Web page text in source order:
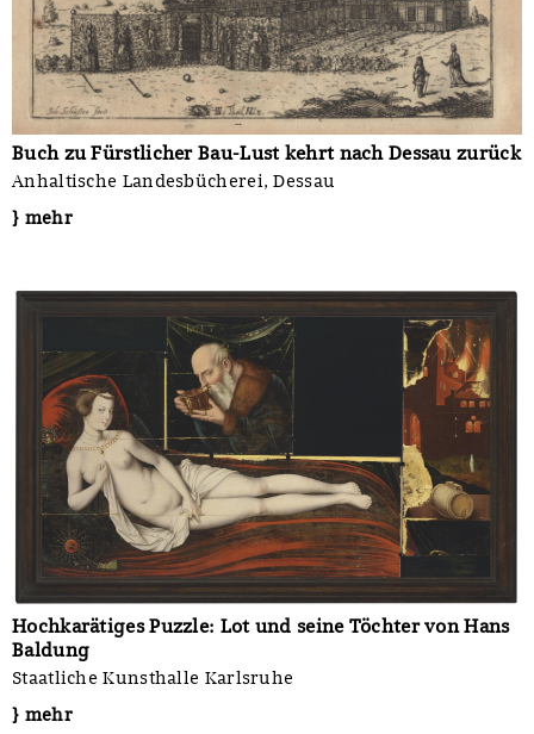
Buch zu Fürstlicher Bau-Lust kehrt nach Dessau zurück
Anhaltische Landesbücherei, Dessau
} mehr
Hochkarätiges Puzzle: Lot und seine Töchter von Hans
Baldung
Staatliche Kunsthalle Karlsruhe
} mehr